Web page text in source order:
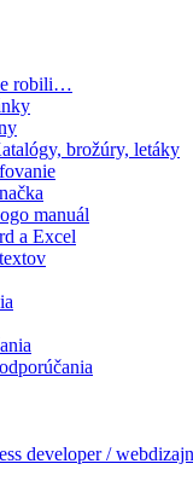
robili…
brožúry, letáky
manuál
a Excel
developer /